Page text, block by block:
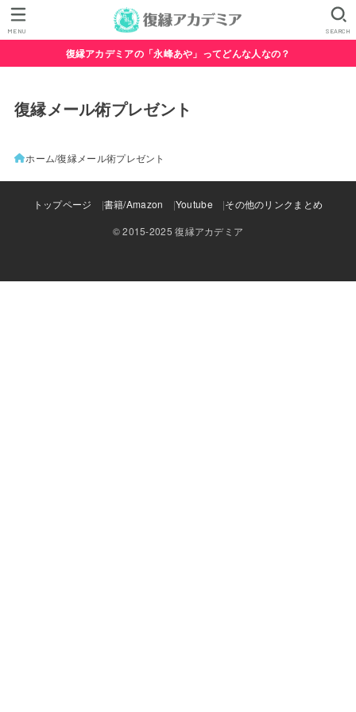
SEARCH
MENU
復縁アカデミアの「永峰あや」ってどんな人なの？
復縁メール術プレゼント
ホーム復縁メール術プレゼント
トップページ 書籍/Amazon Youtube
その他のリンクまとめ
© 2015-2025 復縁アカデミア